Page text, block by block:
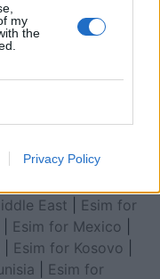
my
the
Privacy Policy
|Esim for Caribbean
for Spain
for Greece|Esim
United Arab
|Esim for Africa
East
Esim for
Esim for Mexico
Esim for Kosovo
Esim for